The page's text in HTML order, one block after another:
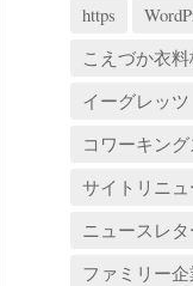
https
こえづか衣
イーグレッツ
コワーキン
サイトリニ
ニュースレタ
ファミリー企